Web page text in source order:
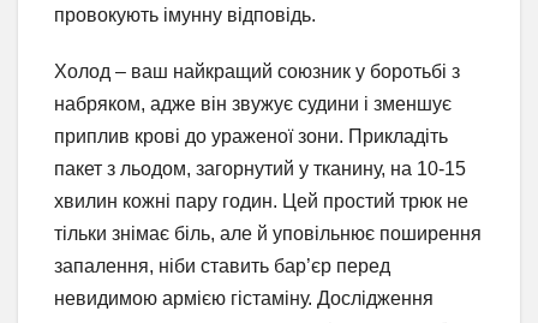
провокують імунну відповідь.
Холод – ваш найкращий союзник у боротьбі з
набряком, адже він звужує судини і зменшує
приплив крові до ураженої зони. Прикладіть
пакет з льодом, загорнутий у тканину, на 10-15
хвилин кожні пару годин. Цей простий трюк не
тільки знімає біль, але й уповільнює поширення
запалення, ніби ставить бар’єр перед
невидимою армією гістаміну. Дослідження